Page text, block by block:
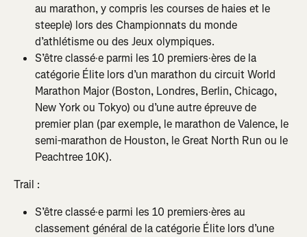
au marathon, y compris les courses de haies et le
steeple) lors des Championnats du monde
d’athlétisme ou des Jeux olympiques.
S’être classé·e parmi les 10 premiers·ères de la
catégorie Élite lors d’un marathon du circuit World
Marathon Major (Boston, Londres, Berlin, Chicago,
New York ou Tokyo) ou d’une autre épreuve de
premier plan (par exemple, le marathon de Valence, le
semi-marathon de Houston, le Great North Run ou le
Peachtree 10K).
Trail :
S’être classé·e parmi les 10 premiers·ères au
classement général de la catégorie Élite lors d’une